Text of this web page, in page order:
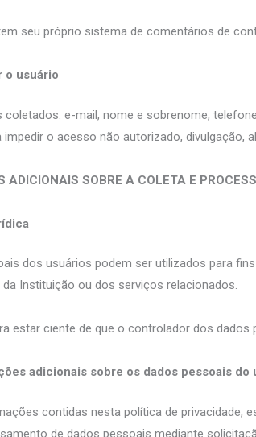
seu próprio sistema de comentários de
o usuário
coletados: e-mail, nome e sobrenome,
impedir o acesso não autorizado, divulgação,
ADICIONAIS SOBRE A COLETA E
dos usuários podem ser utilizados para
Instituição ou dos serviços relacionados.
estar ciente de que o controlador dos
adicionais sobre os dados pessoais do
contidas nesta política de
de dados pessoais mediante